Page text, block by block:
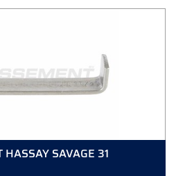
HASSAY SAVAGE 31